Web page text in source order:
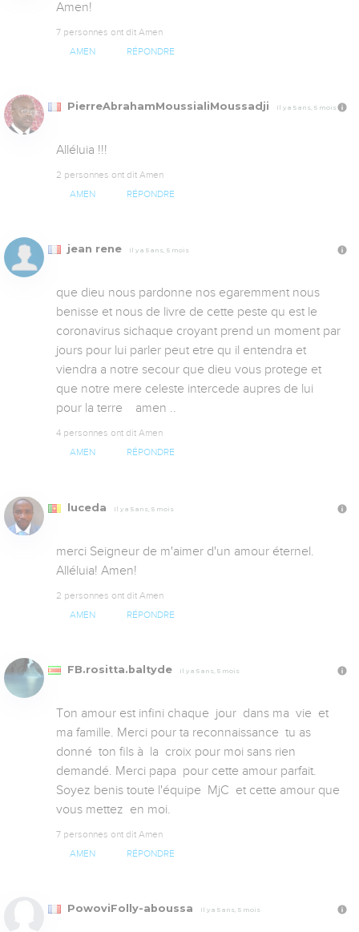
Amen!
7 personnes ont dit Amen
AMEN RÉPONDRE
PierreAbrahamMoussialiMoussadji Il y a 5 ans, 5 mois
Alléluia !!!
2 personnes ont dit Amen
AMEN RÉPONDRE
jean rene Il y a 5 ans, 5 mois
que dieu nous pardonne nos egaremment nous
benisse et nous de livre de cette peste qu est le
coronavirus sichaque croyant prend un moment par
jours pour lui parler peut etre qu il entendra et
viendra a notre secour que dieu vous protege et
que notre mere celeste intercede aupres de lui
pour la terre    amen ..
4 personnes ont dit Amen
AMEN RÉPONDRE
luceda Il y a 5 ans, 5 mois
merci Seigneur de m'aimer d'un amour éternel.
Alléluia! Amen!
2 personnes ont dit Amen
AMEN RÉPONDRE
FB.rositta.baltyde Il y a 5 ans, 5 mois
Ton amour est infini chaque  jour  dans ma  vie  et
ma famille. Merci pour ta reconnaissance  tu as
donné  ton fils à  la  croix pour moi sans rien
demandé. Merci papa  pour cette amour parfait.
Soyez benis toute l'équipe  MjC  et cette amour que
vous mettez  en moi.
7 personnes ont dit Amen
AMEN RÉPONDRE
PowoviFolly-aboussa Il y a 5 ans, 5 mois